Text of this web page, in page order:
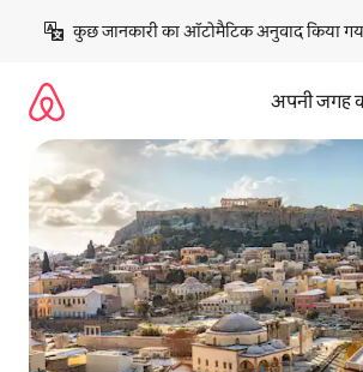
छोड़कर
कॉन्टेंट
कुछ जानकारी का ऑटोमैटिक अनुवाद किया
अपनी जगह